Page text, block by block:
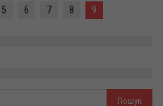
5 6 7 8 9